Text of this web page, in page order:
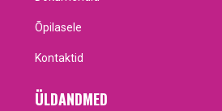
Õpilasele
Kontaktid
ÜLDANDMED